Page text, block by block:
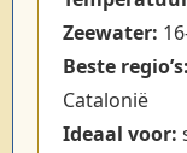
Zeewater:
Beste regio’s:
Catalonië
Ideaal voor: